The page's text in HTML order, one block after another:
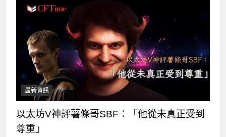
最新資訊
以太坊V神評薯條哥SBF：「他從未真正受到
尊重」